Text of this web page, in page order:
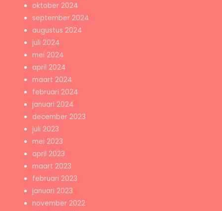
oktober 2024
september 2024
augustus 2024
juli 2024
mei 2024
april 2024
maart 2024
februari 2024
januari 2024
december 2023
juli 2023
mei 2023
april 2023
maart 2023
februari 2023
januari 2023
november 2022